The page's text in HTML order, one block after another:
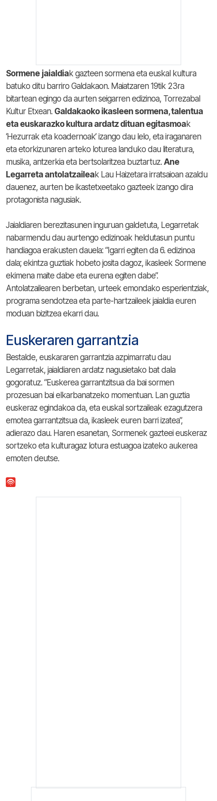
Sormene jaialdiak gazteen sormena eta euskal kultura
batuko ditu barriro Galdakaon. Maiatzaren 19tik 23ra
bitartean egingo da aurten seigarren edizinoa, Torrezabal
Kultur Etxean. Galdakaoko ikasleen sormena, talentua
eta euskarazko kultura ardatz dituan egitasmoak
‘Hezurrak eta koadernoak’ izango dau lelo, eta iraganaren
eta etorkizunaren arteko loturea landuko dau literatura,
musika, antzerkia eta bertsolaritzea buztartuz. Ane
Legarreta antolatzaileak Lau Haizetara irratsaioan azaldu
dauenez, aurten be ikastetxeetako gazteek izango dira
protagonista nagusiak.
Jaialdiaren berezitasunen inguruan galdetuta, Legarretak
nabarmendu dau aurtengo edizinoak heldutasun puntu
handiagoa erakusten dauela: “Igarri egiten da 6. edizinoa
dala; ekintza guztiak hobeto josita dagoz, ikasleek Sormene
ekimena maite dabe eta eurena egiten dabe”.
Antolatzailearen berbetan, urteek emondako esperientziak,
programa sendotzea eta parte-hartzaileek jaialdia euren
moduan bizitzea ekarri dau.
Euskeraren garrantzia
Bestalde, euskararen garrantzia azpimarratu dau
Legarretak, jaialdiaren ardatz nagusietako bat dala
gogoratuz. “Euskerea garrantzitsua da bai sormen
prozesuan bai elkarbanatzeko momentuan. Lan guztia
euskeraz egindakoa da, eta euskal sortzaileak ezagutzera
emotea garrantzitsua da, ikasleek euren barri izatea”,
adierazo dau. Haren esanetan, Sormenek gazteei euskeraz
sortzeko eta kulturagaz lotura estuagoa izateko aukerea
emoten deutse.